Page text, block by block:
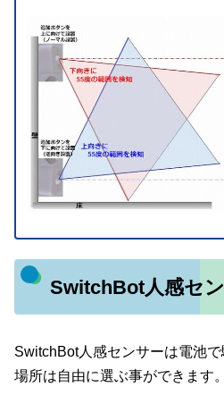
SwitchBot人感セ
SwitchBot人感センサーは電池
場所は自由に選ぶ事ができます。